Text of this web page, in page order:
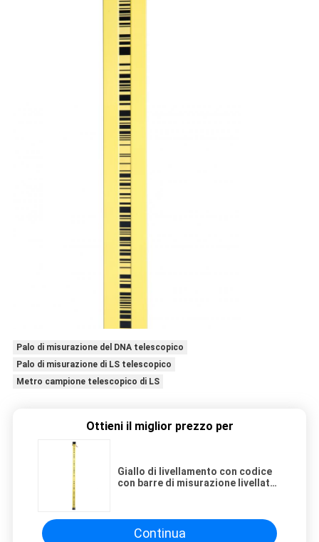
Palo di misurazione del DNA telescopico
Palo di misurazione di LS telescopico
Metro campione telescopico di LS
Ottieni il miglior prezzo per
Giallo di livellamento con codice
con barre di misurazione livellato
Continua